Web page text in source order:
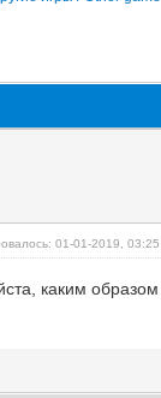
01-01-2019,
каким